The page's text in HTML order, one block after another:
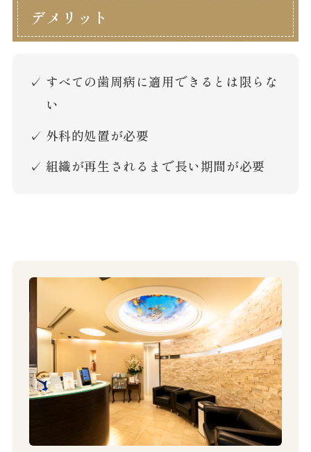
デメリット
すべての歯周病に適用できるとは限らな
い
外科的処置が必要
組織が再生されるまで長い期間が必要